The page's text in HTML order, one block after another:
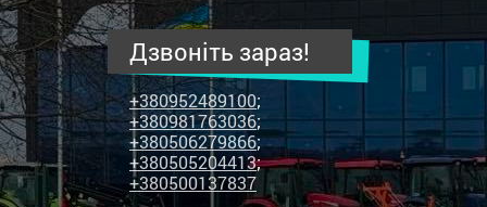
техніки
та
запчастин
Дзвоніть зараз!
+380952489100;
+380981763036;
+380506279866;
+380505204413;
+380500137837